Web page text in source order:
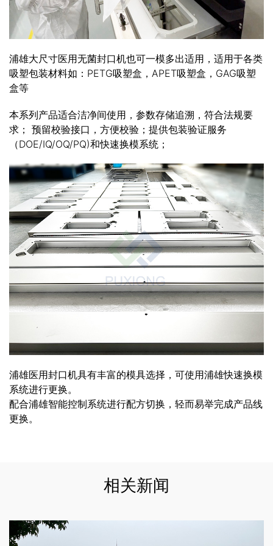
浦雄大尺寸医用无菌封口机也可一模多出适用，适用于各类
吸塑包装材料如：PETG吸塑盒，APET吸塑盒，GAG吸塑
盒等
本系列产品适合洁净间使用，参数存储追溯，符合法规要
求； 预留校验接口，方便校验；提供包装验证服务
（DOE/IQ/OQ/PQ)和快速换模系统；
浦雄医用封口机具有丰富的模具选择，可使用浦雄快速换模
系统进行更换。
配合浦雄智能控制系统进行配方切换，轻而易举完成产品线
更换。
相关新闻